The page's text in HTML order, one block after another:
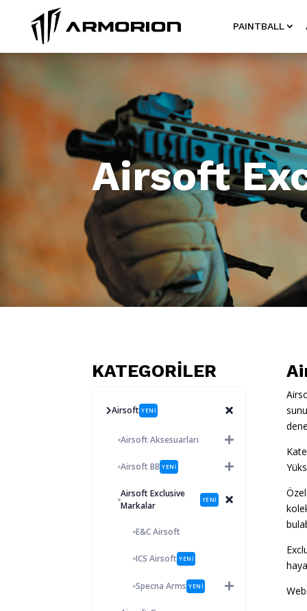
PAINTBALL
Airsoft
KATEGORİLER
Airsoft YENİ
Airsoft Aksesuarları
Airsoft BB YENİ
Airsoft Exclusive
Markalar
YENİ
E&C Airsoft
ICS Airsoft YENİ
Specna Arms YENİ